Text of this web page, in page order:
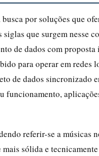
por soluções que
que surgem nesse
de dados com
para operar em redes
de dados sincronizado
funcionamento,
referir-se a músicas
sólida e